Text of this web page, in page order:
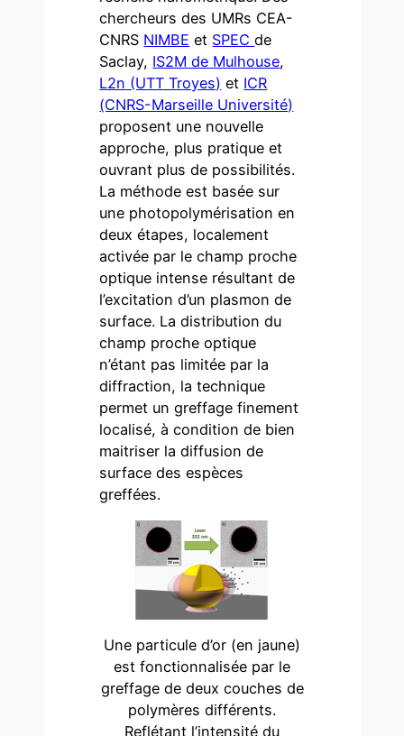
chercheurs des UMRs CEA-
CNRS NIMBE et SPECde
Saclay, IS2M de Mulhouse,
L2n (UTT Troyes) et ICR
(CNRS-Marseille Université)
proposent une nouvelle
approche, plus pratique et
ouvrant plus de possibilités.
La méthode est basée sur
une photopolymérisation en
deux étapes, localement
activée par le champ proche
optique intense résultant de
l’excitation d’un plasmon de
surface. La distribution du
champ proche optique
n’étant pas limitée par la
diffraction, la technique
permet un greffage finement
localisé, à condition de bien
maitriser la diffusion de
surface des espèces
greffées.
Une particule d’or (en jaune)
est fonctionnalisée par le
greffage de deux couches de
polymères différents.
Reflétant l’intensité du